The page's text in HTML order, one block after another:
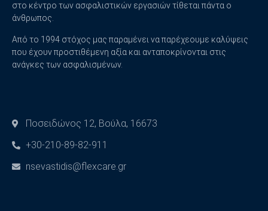
στο κέντρο των ασφαλιστικών εργασιών τίθεται πάντα ο
άνθρωπος.
Από το 1994 στόχος μας παραμένει να παρέχεουμε καλύψεις
που έχουν προστιθέμενη αξία και ανταποκρίνονται στις
ανάγκες των ασφαλισμένων.
Ποσειδώνος 12, Βούλα, 16673
+30-210-89-82-911
nsevastidis@flexcare.gr